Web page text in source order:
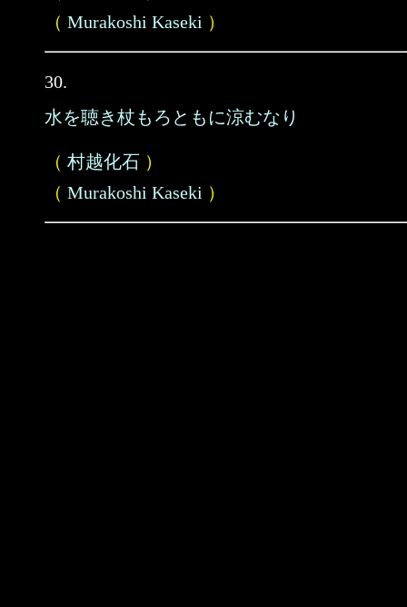
（ Murakoshi Kaseki ）
30.
水を聴き杖もろともに涼むなり
（ 村越化石 ）
（ Murakoshi Kaseki ）